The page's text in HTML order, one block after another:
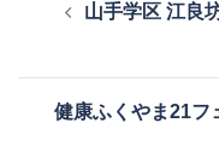
山手学区 江良
健康ふくやま21